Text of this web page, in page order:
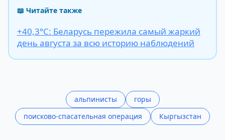
📖 Читайте также
+40,3°С: Беларусь пережила самый жаркий
день августа за всю историю наблюдений
альпинисты
горы
поисково-спасательная операция
Кыргызстан